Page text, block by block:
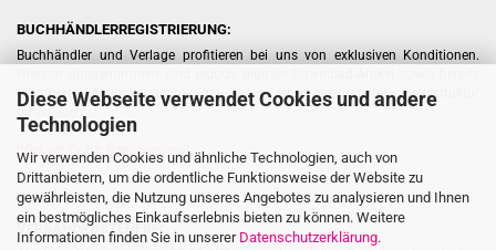
Diese Webseite verwendet Cookies und andere
Technologien
Wir verwenden Cookies und ähnliche Technologien, auch von
Drittanbietern, um die ordentliche Funktionsweise der Website zu
gewährleisten, die Nutzung unseres Angebotes zu analysieren und Ihnen
ein bestmögliches Einkaufserlebnis bieten zu können. Weitere
Informationen finden Sie in unserer Datenschutzerklärung.
BUCHHÄNDLERREGISTRIERUNG:
Buchhändler und Verlage profitieren bei uns von exklusiven Konditionen.
rabattierte Aktionsangebote, da diese einer gesonderten Preisstruktur
[ Hier geht's zur Registrierung ]
VERSANDKOSTENFREI